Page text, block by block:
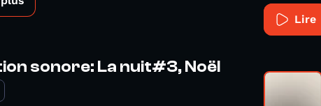
Lire
sonore: La nuit#3, Noël